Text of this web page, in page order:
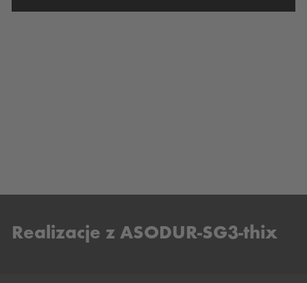
Realizacje z ASODUR-SG3-thix